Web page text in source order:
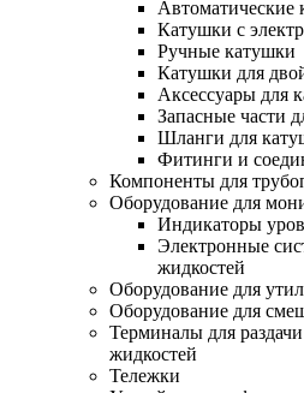
Катушки с
Ручные катушки
Катушки для
Аксессуары для
Запасные части
Шланги для
Фитинги и
Компоненты для
Оборудование для
Индикаторы
Электронные
жидкостей
Оборудование для
Оборудование для
Терминалы для
жидкостей
Тележки